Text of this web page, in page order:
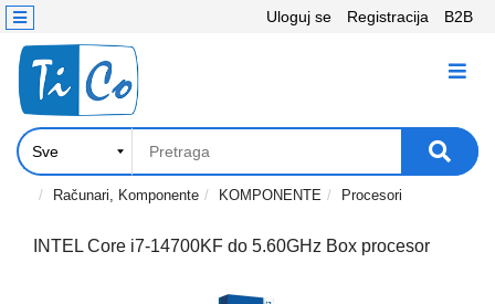
Uloguj se Registracija B2B
KATEGORIJE
Računari,
Komponente
Laptop
tablet
Kontakt
Računari, Komponente KOMPONENTE Procesori
INTEL Core i7-14700KF do 5.60GHz Box procesor